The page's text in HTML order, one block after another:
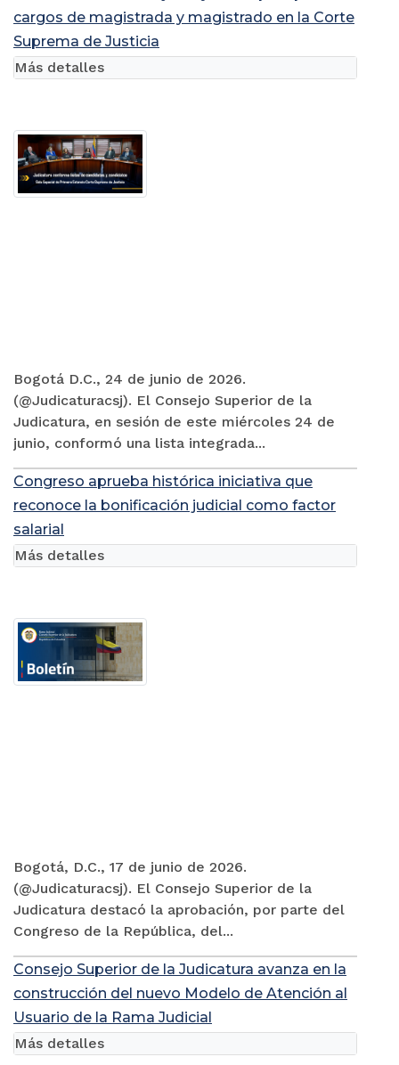
cargos de magistrada y magistrado en la Corte
Suprema de Justicia
Bogotá D.C., 24 de junio de 2026.
(@Judicaturacsj). El Consejo Superior de la
Judicatura, en sesión de este miércoles 24 de
junio, conformó una lista integrada...
Más detalles
Congreso aprueba histórica iniciativa que
reconoce la bonificación judicial como factor
salarial
Bogotá, D.C., 17 de junio de 2026.
(@Judicaturacsj). El Consejo Superior de la
Judicatura destacó la aprobación, por parte del
Congreso de la República, del...
Más detalles
Consejo Superior de la Judicatura avanza en la
construcción del nuevo Modelo de Atención al
Usuario de la Rama Judicial
Más detalles